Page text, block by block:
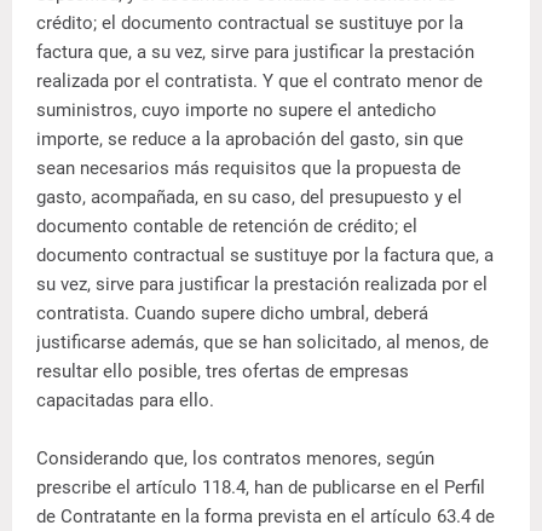
crédito; el documento contractual se sustituye por la
factura que, a su vez, sirve para justificar la prestación
realizada por el contratista. Y que el contrato menor de
suministros, cuyo importe no supere el antedicho
importe, se reduce a la aprobación del gasto, sin que
sean necesarios más requisitos que la propuesta de
gasto, acompañada, en su caso, del presupuesto y el
documento contable de retención de crédito; el
documento contractual se sustituye por la factura que, a
su vez, sirve para justificar la prestación realizada por el
contratista. Cuando supere dicho umbral, deberá
justificarse además, que se han solicitado, al menos, de
resultar ello posible, tres ofertas de empresas
capacitadas para ello.
Considerando que, los contratos menores, según
prescribe el artículo 118.4, han de publicarse en el Perfil
de Contratante en la forma prevista en el artículo 63.4 de